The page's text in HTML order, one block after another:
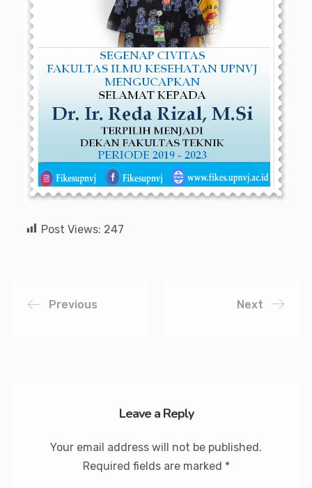
Post Views: 247
Previous Next
Leave a Reply
Your email address will not be published.
Required fields are marked *